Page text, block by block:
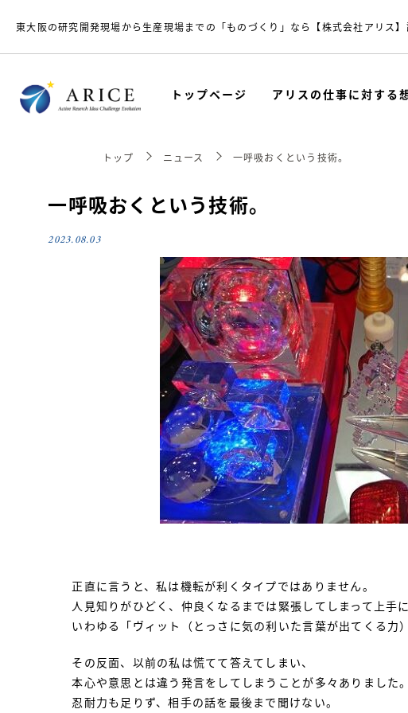
東大阪の研究開発現場から生産現場までの「ものづくり」なら【株式会社アリス
トップページ アリスの仕事に対する
トップ ニュース 一呼吸おくという技術。
一呼吸おくという技術。
2023.08.03
正直に言うと、私は機転が利くタイプではありません。
人見知りがひどく、仲良くなるまでは緊張してしまって上手
いわゆる「ヴィット（とっさに気の利いた言葉が出てくる力
その反面、以前の私は慌てて答えてしまい、
本心や意思とは違う発言をしてしまうことが多々ありました。
忍耐力も足りず、相手の話を最後まで聞けない。